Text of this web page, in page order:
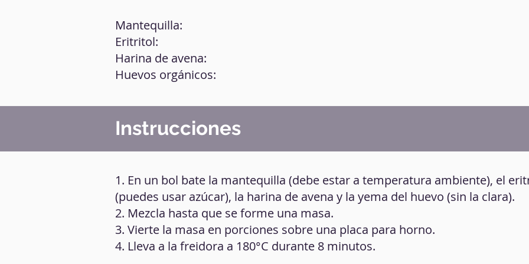
Mantequilla:
Eritritol:
Harina de avena:
Huevos orgánicos:
Instrucciones
1. En un bol bate la mantequilla (debe estar a temperatura ambiente), el
(puedes usar azúcar), la harina de avena y la yema del huevo (sin la clara).
2. Mezcla hasta que se forme una masa.
3. Vierte la masa en porciones sobre una placa para horno.
4. Lleva a la freidora a 180°C durante 8 minutos.